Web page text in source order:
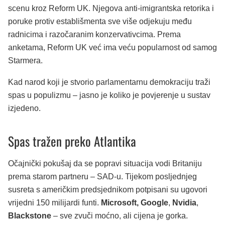
scenu kroz Reform UK. Njegova anti-imigrantska retorika i
poruke protiv establišmenta sve više odjekuju među
radnicima i razočaranim konzervativcima. Prema
anketama, Reform UK već ima veću popularnost od samog
Starmera.
Kad narod koji je stvorio parlamentarnu demokraciju traži
spas u populizmu – jasno je koliko je povjerenje u sustav
izjedeno.
Spas tražen preko Atlantika
Očajnički pokušaj da se popravi situacija vodi Britaniju
prema starom partneru – SAD-u. Tijekom posljednjeg
susreta s američkim predsjednikom potpisani su ugovori
vrijedni 150 milijardi funti. Microsoft, Google, Nvidia,
Blackstone – sve zvuči moćno, ali cijena je gorka.